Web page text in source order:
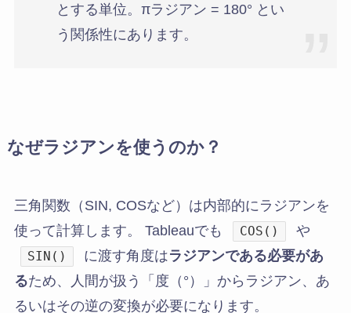
とする単位。πラジアン = 180° とい
う関係性にあります。
なぜラジアンを使うのか？
三角関数（SIN, COSなど）は内部的にラジアンを
使って計算します。 Tableauでも
COS() や
SIN() に渡す角度はラジアンである必要があ
るため、人間が扱う「度（°）」からラジアン、あ
るいはその逆の変換が必要になります。